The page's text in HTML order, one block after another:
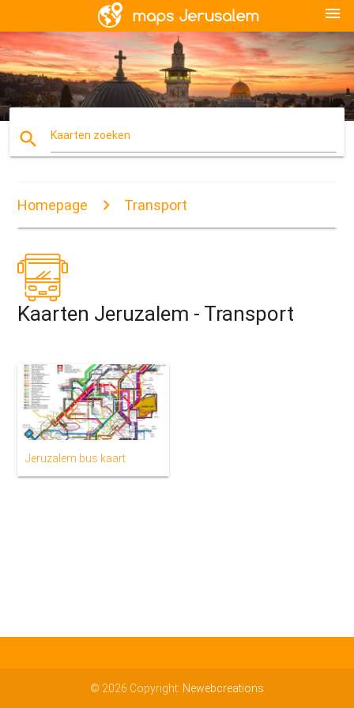
menu
search Kaarten zoeken
Homepage Transport
Kaarten Jeruzalem - Transport
Jeruzalem bus kaart
© 2026 Copyright: Newebcreations